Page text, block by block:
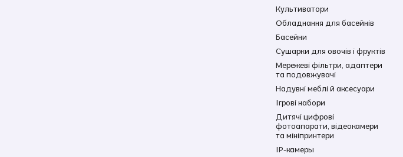
Культиватори
Обладнання для басейнів
Басейни
Сушарки для овочів і фруктів
Мережеві фільтри, адаптери
та подовжувачі
Надувні меблі й аксесуари
Ігрові набори
Дитячі цифрові
фотоапарати, відеокамери
та мініпринтери
IP-камеры